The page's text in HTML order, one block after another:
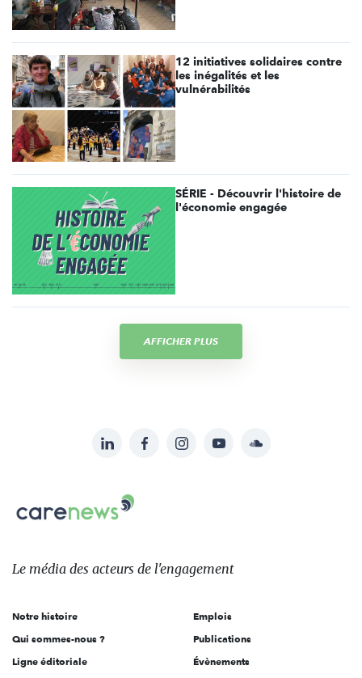
12 initiatives solidaires contre
les inégalités et les
vulnérabilités
SÉRIE - Découvrir l'histoire de
l'économie engagée
AFFICHER PLUS
sur:
LinkedInFacebookInstagramYouTubeSoundcloud
Carenews,
Le
des
l'engagement
Le média des acteurs de l'engagement
Notre histoire
Qui sommes-nous ?
Ligne éditoriale
Emplois
Publications
Évènements